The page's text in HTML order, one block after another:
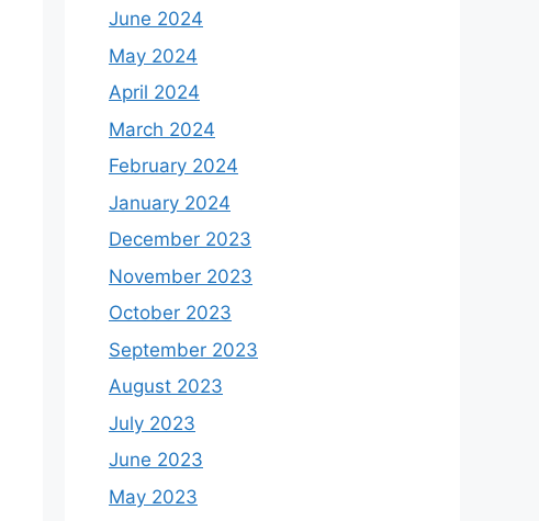
June 2024
May 2024
April 2024
March 2024
February 2024
January 2024
December 2023
November 2023
October 2023
September 2023
August 2023
July 2023
June 2023
May 2023